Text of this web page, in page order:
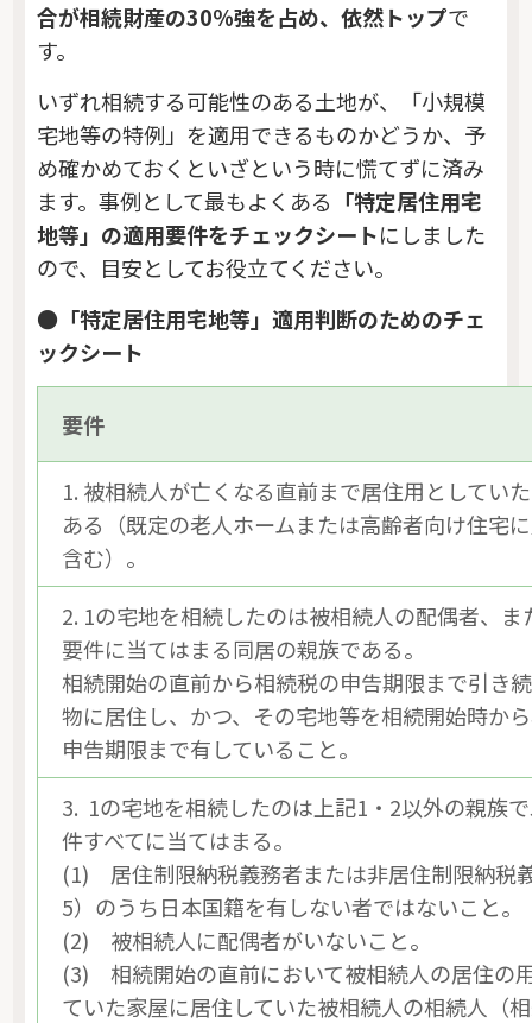
合が相続財産の30％強を占め、依然トップで
す。
いずれ相続する可能性のある土地が、「小規模
宅地等の特例」を適用できるものかどうか、予
め確かめておくといざという時に慌てずに済み
ます。事例として最もよくある 「特定居住用宅
地等」の適用要件をチェックシートにしました
ので、目安としてお役立てください。
●「特定居住用宅地等」適用判断のためのチェ
ックシート
要件
1. 被相続人が亡くなる直前まで居住用としてい
ある（既定の老人ホームまたは高齢者向け住宅
含む）。
2. 1の宅地を相続したのは被相続人の配偶者、ま
要件に当てはまる同居の親族である。
相続開始の直前から相続税の申告期限まで引き
物に居住し、かつ、その宅地等を相続開始時か
申告期限まで有していること。
3. 1の宅地を相続したのは上記1・2以外の親族
件すべてに当てはまる。
(1) 居住制限納税義務者または非居住制限納税
5）のうち日本国籍を有しない者ではないこと。
(2) 被相続人に配偶者がいないこと。
(3) 相続開始の直前において被相続人の居住の
ていた家屋に居住していた被相続人の相続人（